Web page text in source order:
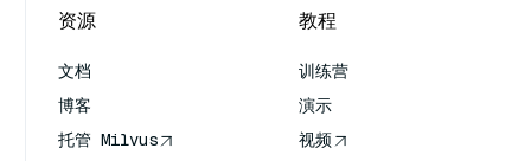
资源
文档
博客
托管 Milvus
教程
训练营
演示
视频